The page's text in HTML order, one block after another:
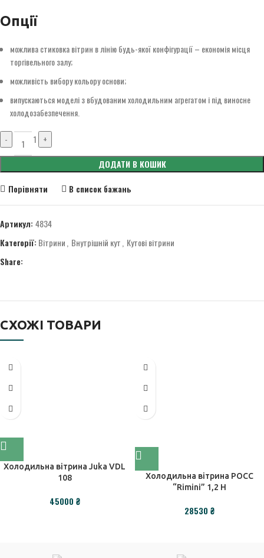
Опції
можлива стиковка вітрин в лінію будь-якої конфігурації – економія місця
торгівельного залу;
можливість вибору кольору основи;
випускаються моделі з вбудованим холодильним агрегатом і під виносне
холодозабезпечення.
Quantity
- 1
+
ДОДАТИ В КОШИК
Порівняти
В список бажань
Артикул: 4834
Категорії: Вітрини, Внутрішній кут, Кутові вітрини
Share:
СХОЖІ ТОВАРИ
Холодильна вітрина Juka VDL
108
₴
Холодильна вітрина РОСС
“Rimini” 1,2 Н
₴